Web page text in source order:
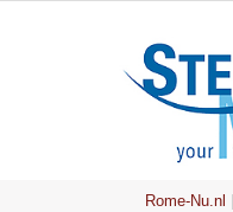
Rome-Nu.nl